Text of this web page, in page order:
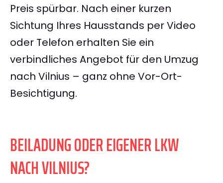
Preis spürbar. Nach einer kurzen
Sichtung Ihres Hausstands per Video
oder Telefon erhalten Sie ein
verbindliches Angebot für den Umzug
nach Vilnius – ganz ohne Vor-Ort-
Besichtigung.
BEILADUNG ODER EIGENER LKW
NACH VILNIUS?